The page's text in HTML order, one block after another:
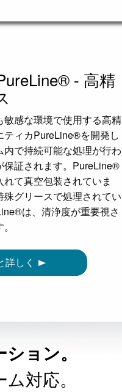
® - 高精
感な環境で使用する高精
ティカPureLine®を開発し
内で持続可能な処理が行わ
証されます。PureLine®
て真空包装されていま
グリースで処理されてい
®は、清浄度が重要視さ
詳しく
ョン。
対応。